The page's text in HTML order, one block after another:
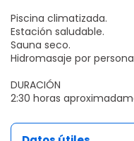
Piscina climatizada.
Estación saludable.
Sauna seco.
Hidromasaje por
DURACIÓN
2:30 horas